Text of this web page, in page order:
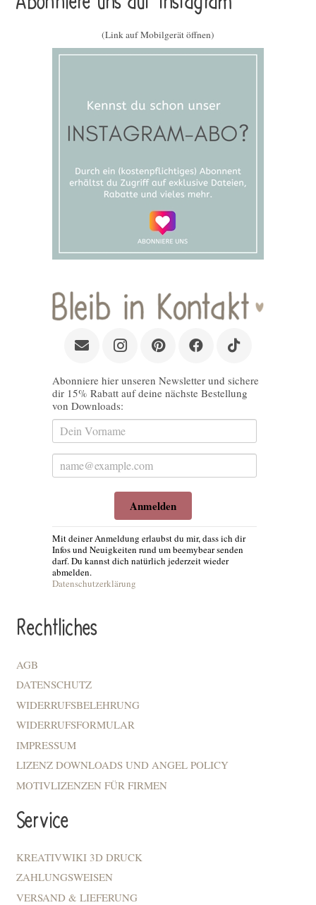
(Link auf Mobilgerät öffnen)
Abonniere hier unseren Newsletter und sichere
dir 15% Rabatt auf deine nächste Bestellung
von Downloads:
Anmelden
Mit deiner Anmeldung erlaubst du mir, dass ich dir
Infos und Neuigkeiten rund um beemybear senden
darf. Du kannst dich natürlich jederzeit wieder
abmelden.
Datenschutzerklärung
Rechtliches
AGB
DATENSCHUTZ
WIDERRUFSBELEHRUNG
WIDERRUFSFORMULAR
IMPRESSUM
LIZENZ DOWNLOADS UND ANGEL POLICY
MOTIVLIZENZEN FÜR FIRMEN
Service
KREATIVWIKI 3D DRUCK
ZAHLUNGSWEISEN
VERSAND & LIEFERUNG